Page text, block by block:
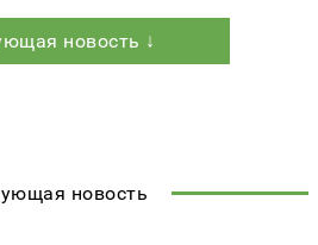
новость ↓
новость